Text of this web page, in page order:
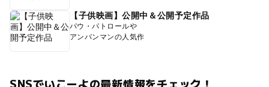
【子供映画】公開中＆公開予定作品
パウ・パトロールや
アンパンマンの人気作
SNSでいこーよの最新情報をチェック！